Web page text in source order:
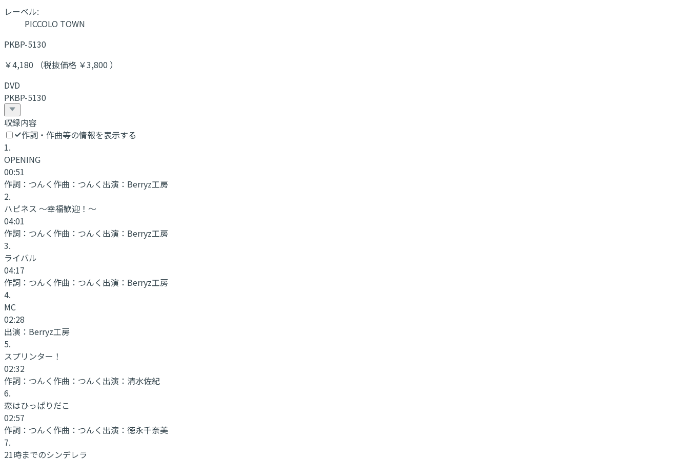
レーベル:
PICCOLO TOWN
PKBP-5130
￥4,180 （税抜価格 ￥3,800 ）
DVD
PKBP-5130
収録内容
作詞・作曲等の情報を表示する
1.
OPENING
00:51
作詞： つんく作曲： つんく 出演： Berryz工房
2.
ハピネス 〜幸福歓迎！〜
04:01
作詞： つんく作曲： つんく 出演： Berryz工房
3.
ライバル
04:17
作詞： つんく作曲： つんく 出演： Berryz工房
4.
MC
02:28
出演： Berryz工房
5.
スプリンター！
02:32
作詞： つんく作曲： つんく 出演： 清水佐紀
6.
恋はひっぱりだこ
02:57
作詞： つんく作曲： つんく 出演： 徳永千奈美
7.
21時までのシンデレラ